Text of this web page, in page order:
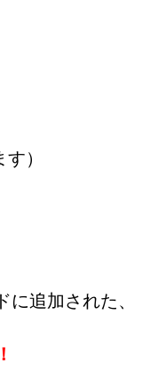
）
追加された、